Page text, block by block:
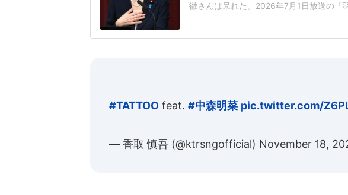
徹さんは呆れた。2026年7月1日放送の「
が閣議決定した皇室典範改正案について
なく、国民の総意にも沿っていないんじ
#TATTOO feat. #中森明菜 pic.twitter.com/
— 香取 慎吾 (@ktrsngofficial) November 18,